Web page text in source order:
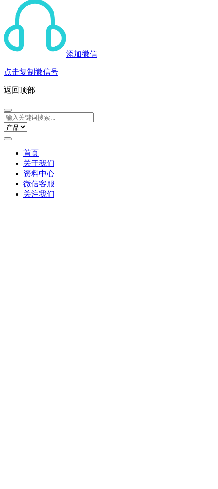
添加微信
点击复制微信号
返回顶部
首页
关于我们
资料中心
微信客服
关注我们